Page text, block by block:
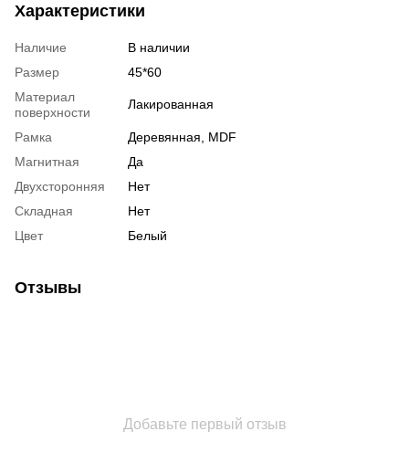
Характеристики
Наличие
В наличии
Размер
45*60
Материал
поверхности
Лакированная
Рамка
Деревянная, MDF
Магнитная
Да
Двухсторонняя
Нет
Складная
Нет
Цвет
Белый
Отзывы
Добавьте первый отзыв